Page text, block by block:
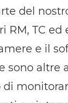
del
TC ed
e il
sono altre